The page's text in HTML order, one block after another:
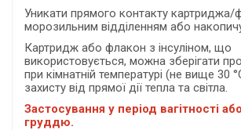
Уникати прямого контакту картриджа/
морозильним відділенням або
Картридж або флакон з інсуліном, що
використовується, можна зберігати
при кімнатній температурі (не вище 30
захисту від прямої дії тепла та світла.
Застосування у період вагітності
груддю.